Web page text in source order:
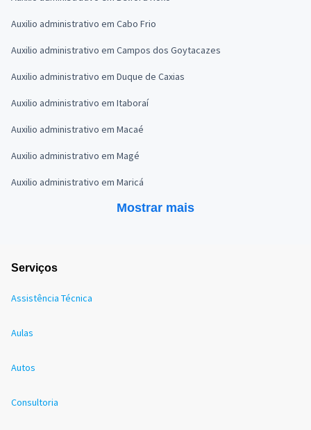
Auxilio administrativo em Cabo Frio
Auxilio administrativo em Campos dos Goytacazes
Auxilio administrativo em Duque de Caxias
Auxilio administrativo em Itaboraí
Auxilio administrativo em Macaé
Auxilio administrativo em Magé
Auxilio administrativo em Maricá
Mostrar mais
Serviços
Assistência Técnica
Aulas
Autos
Consultoria